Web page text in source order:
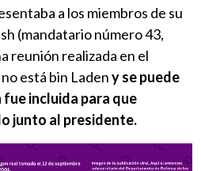
a los miembros de su
(mandatario número 43,
reunión realizada en el
está bin Ladeny se puede
fue incluida para que
junto al presidente.